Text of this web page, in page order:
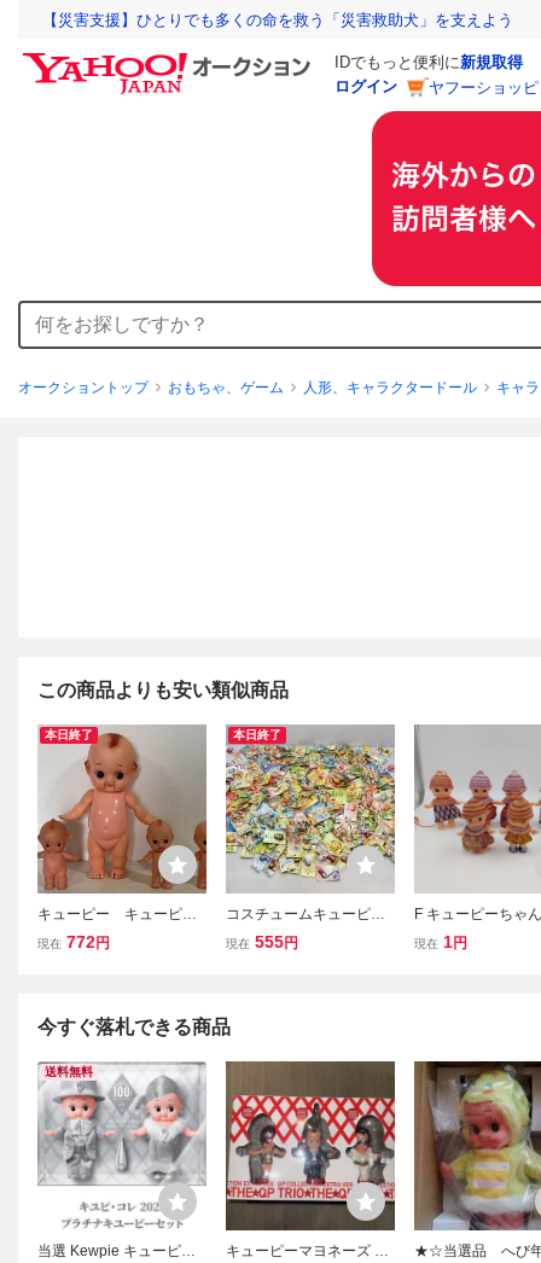
【災害支援】ひとりでも多くの命を救う「災害救助犬」を支えよう
IDでもっと便利に新規取得
ログイン
ヤフーショッ
オークショントップ おもちゃ、ゲーム 人形、キャラクタードール キャ
この商品よりも安い類似商品
本日終了
キューピー キューピー
ちゃん キューピードー
ビ
現在 772円
本日終了
コスチュームキューピー
ご当地キューピー など ま
現在 555円
F キューピーちゃ
6点 まとめ 昭和
現在 1円
今すぐ落札できる商品
送料無料
当選 Kewpie キューピー
キューピーマヨネーズ ト
★☆当選品 へび